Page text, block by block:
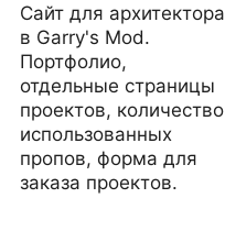
Сайт для архитектора
в Garry's Mod.
Портфолио,
отдельные страницы
проектов, количество
использованных
пропов, форма для
заказа проектов.